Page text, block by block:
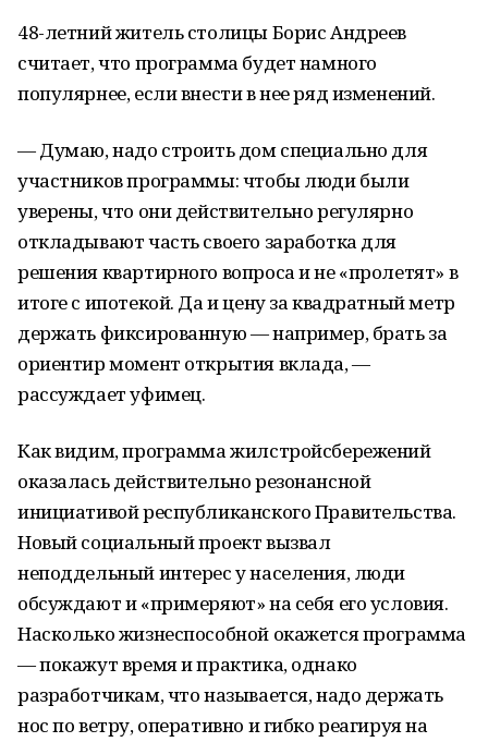
48-летний житель столицы Борис Андреев
считает, что программа будет намного
популярнее, если внести в нее ряд изменений.
— Думаю, надо строить дом специально для
участников программы: чтобы люди были
уверены, что они действительно регулярно
откладывают часть своего заработка для
решения квартирного вопроса и не «пролетят» в
итоге с ипотекой. Да и цену за квадратный метр
держать фиксированную — например, брать за
ориентир момент открытия вклада, —
рассуждает уфимец.
Как видим, программа жилстройсбережений
оказалась действительно резонансной
инициативой республиканского Правительства.
Новый социальный проект вызвал
неподдельный интерес у населения, люди
обсуждают и «примеряют» на себя его условия.
Насколько жизнеспособной окажется программа
— покажут время и практика, однако
разработчикам, что называется, надо держать
нос по ветру, оперативно и гибко реагируя на